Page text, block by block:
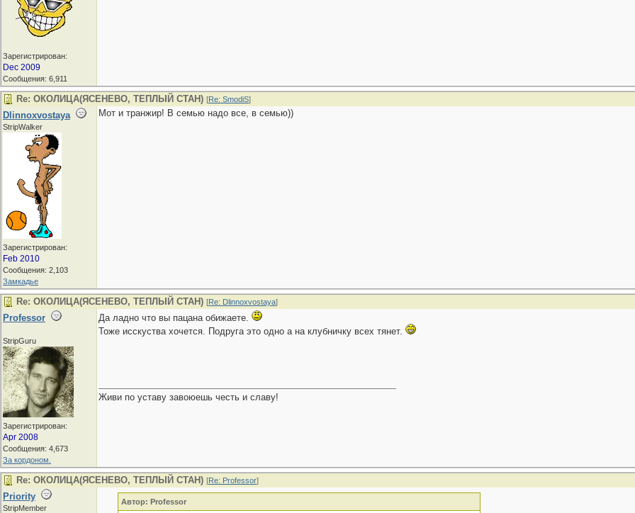
Зарегистрирован:
Dec 2009
Сообщения: 6,911
Re: ОКОЛИЦА(ЯСЕНЕВО, ТЕПЛЫЙ СТАН) [Re: SmodiS]
Dlinnoxvostaya
StripWalker
Зарегистрирован:
Feb 2010
Сообщения: 2,103
Замкадье
Мот и транжир! В семью надо все, в семью))
Re: ОКОЛИЦА(ЯСЕНЕВО, ТЕПЛЫЙ СТАН) [Re: Dlinnoxvostaya]
Professor
StripGuru
Зарегистрирован:
Apr 2008
Сообщения: 4,673
За кордоном.
Да ладно что вы пацана обижаете.
Тоже исскуства хочется. Подруга это одно а на клубничку всех тянет.
Живи по уставу завоюешь честь и славу!
Re: ОКОЛИЦА(ЯСЕНЕВО, ТЕПЛЫЙ СТАН) [Re: Professor]
Priority
StripMember
Автор: Professor